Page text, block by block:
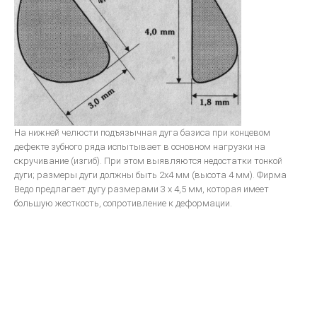
На нижней челюсти подъязычная дуга базиса при концевом
дефекте зубного ряда испытывает в основном нагрузки на
скручивание (изгиб). При этом выявляются недостатки тонкой
дуги; размеры дуги должны быть 2x4 мм (высота 4 мм). Фирма
Ведо предлагает дугу размерами 3 х 4,5 мм, которая имеет
большую жесткость, сопротивление к деформации.